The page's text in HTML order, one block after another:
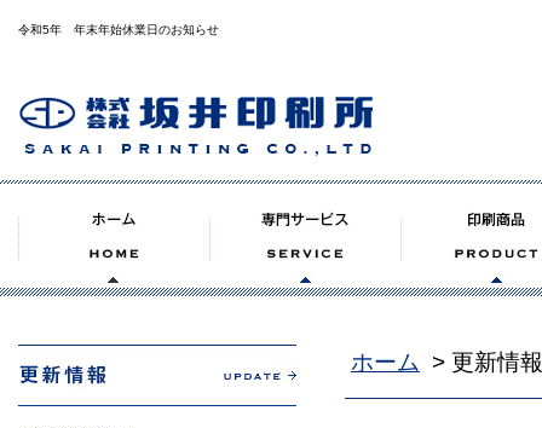
令和5年 年末年始休業日のお知らせ
ホーム > 更新情報